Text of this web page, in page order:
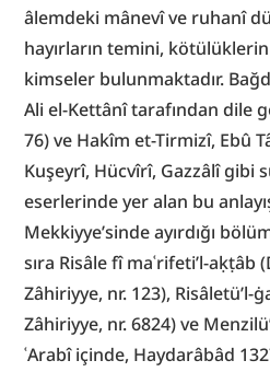
âlemdeki mânevî ve ruhanî
hayırların temini,
kimseler bulunmaktadır.
Ali el-Kettânî tarafından dile
76) ve Hakîm et-Tirmizî, Ebû
Kuşeyrî, Hücvîrî, Gazzâlî gibi
eserlerinde yer alan bu
Mekkiyye’sinde ayırdığı
sıra Risâle fî maʿrifeti’l-aḳṭâb
Zâhiriyye, nr. 123), Risâletü’l-
Zâhiriyye, nr. 6824) ve
ʿArabî içinde, Haydarâbâd